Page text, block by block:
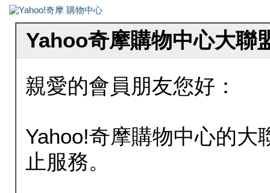
Yahoo奇摩購物中心大聯
親愛的會員朋友您好：
Yahoo!奇摩購物中心的大
止服務。